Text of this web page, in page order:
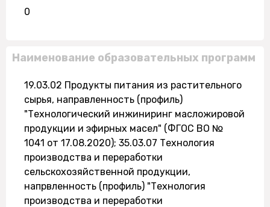
0
Наименование образовательных программ
19.03.02 Продукты питания из растительного
сырья, направленность (профиль)
"Технологический инжиниринг масложировой
продукции и эфирных масел" (ФГОС ВО №
1041 от 17.08.2020); 35.03.07 Технология
производства и переработки
сельскохозяйственной продукции,
напрвленность (профиль) "Технология
производства и переработки